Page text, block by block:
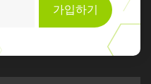
가입하기